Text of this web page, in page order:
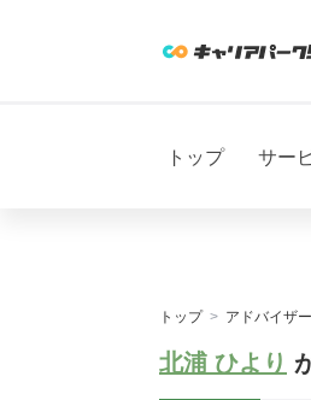
トップ サー
トップ アドバイザー
北浦 ひより